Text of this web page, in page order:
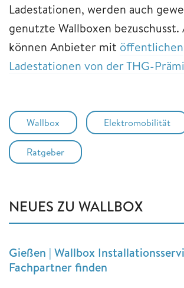
Ladestationen, werden auch
genutzte Wallboxen
können Anbieter mit öffentlichen
Ladestationen von der THG-
Wallbox Elektromobilität
Ratgeber
NEUES ZU WALLBOX
Gießen | Wallbox
Fachpartner finden